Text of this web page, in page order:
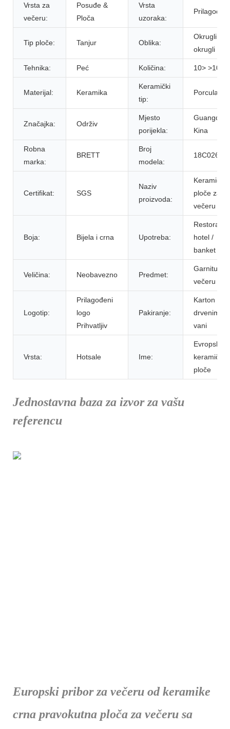
Vrsta za
večeru:
Posuđe &
Ploča
Vrsta
uzoraka:
Prilagođen
Tip ploče: Tanjur Oblika:
Okrugli,
okrugli
Tehnika: Peć Količina: 10> >10
Materijal: Keramika
Keramički
tip:
Porculan
Značajka: Održiv
Mjesto
porijekla:
Kina
Robna
marka:
BRETT
Broj
modela:
18C026
Certifikat: SGS
Naziv
proizvoda:
Keramičke
ploče za
večeru
Boja: Bijela i crna Upotreba:
Restoran /
hotel /
banket
Veličina: Neobavezno Predmet:
Garnitura
večeru
Logotip:
Prilagođeni
logo
Prihvatljiv
Pakiranje:
Karton sa
drvenim
vani
Vrsta: Hotsale Ime:
Evropske
keramičke
ploče
Jednostavna baza za izvor za vašu
referencu
Europski pribor za večeru od keramike
crna pravokutna ploča za večeru sa